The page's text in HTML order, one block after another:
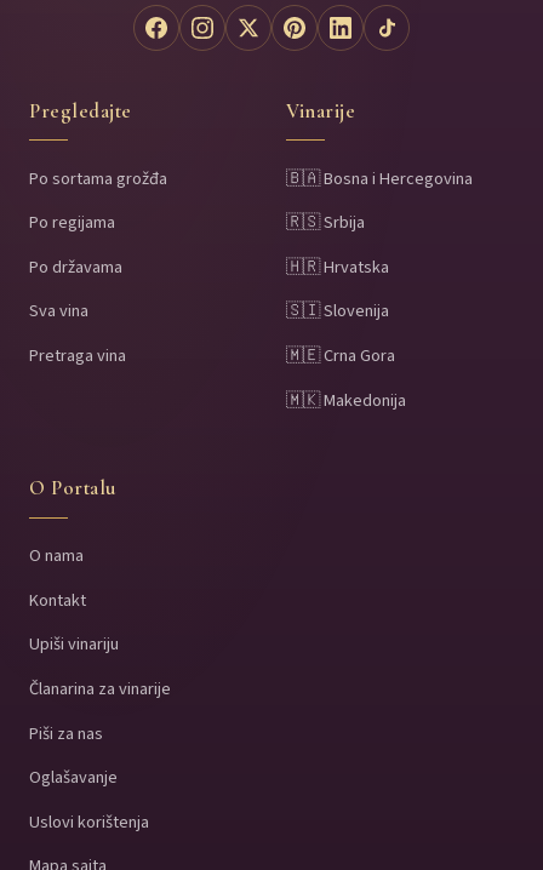
Pregledajte
Po sortama grožđa
Po regijama
Po državama
Sva vina
Pretraga vina
Vinarije
🇧🇦 Bosna i Hercegovina
🇷🇸 Srbija
🇭🇷 Hrvatska
🇸🇮 Slovenija
🇲🇪 Crna Gora
🇲🇰 Makedonija
O Portalu
O nama
Kontakt
Upiši vinariju
Članarina za vinarije
Piši za nas
Oglašavanje
Uslovi korištenja